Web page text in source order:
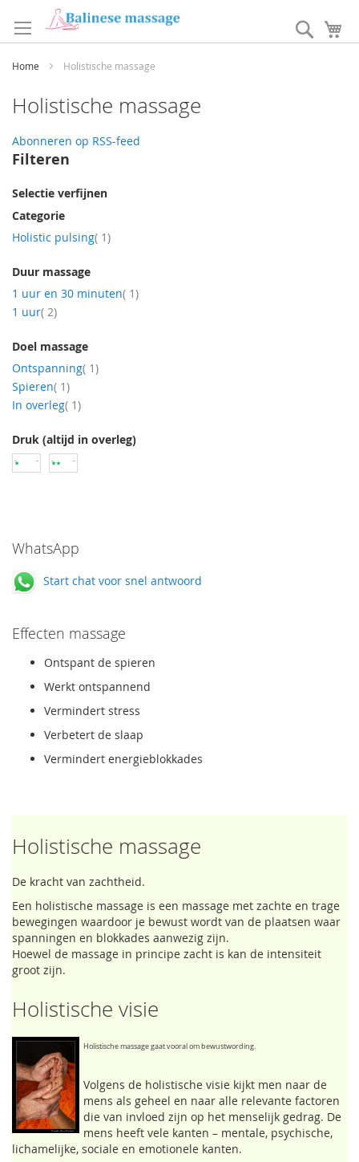
naar
de
Search
Home Holistische massage
Holistische massage
Abonneren op RSS-feed
Holistische massage
De kracht van zachtheid.
Een holistische massage is een massage met zachte en trage
bewegingen waardoor je bewust wordt van de plaatsen waar
spanningen en blokkades aanwezig zijn.
Hoewel de massage in principe zacht is kan de intensiteit
groot zijn.
Holistische visie
Holistische massage gaat vooral om bewustwording.
Volgens de holistische visie kijkt men naar de
mens als geheel en naar alle relevante factoren
die van invloed zijn op het menselijk gedrag. De
mens heeft vele kanten – mentale, psychische,
lichamelijke, sociale en emotionele kanten.
Filteren
Selectie verfijnen
Categorie
Holistic pulsing 1product
Duur massage
1 uur en 30 minuten 1product
1 uur 2producten
Doel massage
Ontspanning 1product
Spieren 1product
In overleg 1product
Druk (altijd in overleg)
WhatsApp
Start chat voor snel antwoord
Effecten massage
Ontspant de spieren
Werkt ontspannend
Vermindert stress
Verbetert de slaap
Vermindert energieblokkades